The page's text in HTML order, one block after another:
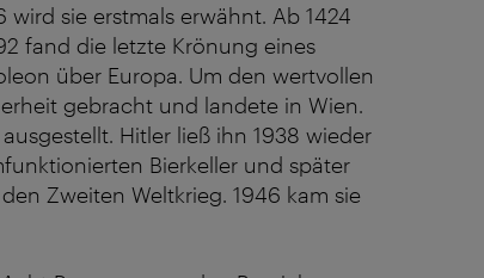
sie erstmals erwähnt. Ab 1424
fand die letzte Krönung eines
über Europa. Um den wertvollen
gebracht und landete in Wien.
Hitler ließ ihn 1938 wieder
Bierkeller und später
Zweiten Weltkrieg. 1946 kam sie